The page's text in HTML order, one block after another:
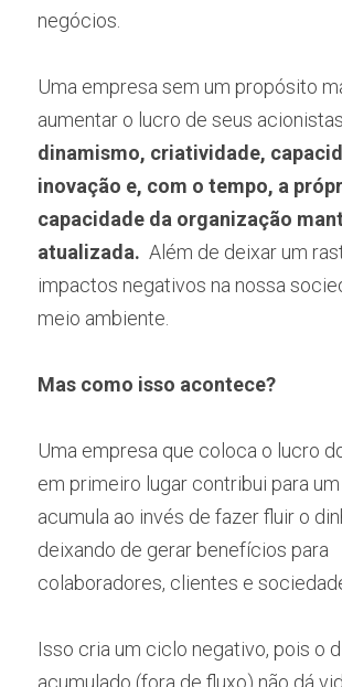
negócios.
Uma empresa sem um propósito
aumentar o lucro de seus acionistas
dinamismo, criatividade,
inovação e, com o tempo, a
capacidade da organização
atualizada. Além de deixar um
impactos negativos na nossa
meio ambiente.
Mas como isso acontece?
Uma empresa que coloca o lucro
em primeiro lugar contribui para
acumula ao invés de fazer fluir o
deixando de gerar benefícios para
colaboradores, clientes e
Isso cria um ciclo negativo, pois o
acumulado (fora de fluxo) não dá